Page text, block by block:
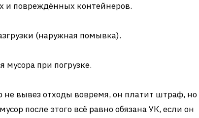
и повреждённых контейнеров.
(наружная помывка).
мусора при погрузке.
не вывез отходы вовремя, он платит штраф, но
после этого всё равно обязана УК, если он